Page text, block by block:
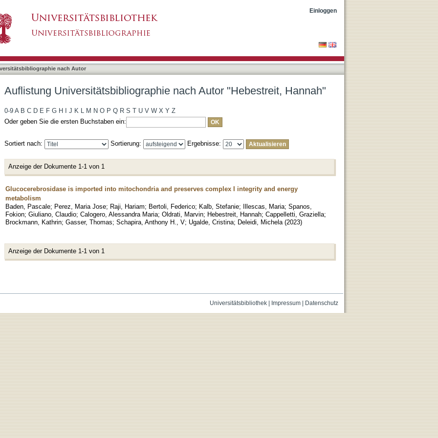
Einloggen
nach Autor
Auflistung Universitätsbibliographie nach Autor "Hebestreit, Hannah"
0-9 A B C D E F G H J K L M N O P Q R S T U V W X Y Z
Oder geben Sie die ersten Buchstaben ein:
Sortiert nach: Sortierung: Ergebnisse:
Anzeige der Dokumente 1-1 von 1
Glucocerebrosidase is imported into mitochondria and preserves complex I integrity and energy
metabolism
Baden, Pascale; Perez, Maria Jose; Raji, Hariam; Bertoli, Federico; Kalb, Stefanie; Illescas, Maria; Spanos,
Fokion; Giuliano, Claudio; Calogero, Alessandra Maria; Oldrati, Marvin; Hebestreit, Hannah; Cappelletti, Graziella;
Brockmann, Kathrin; Gasser, Thomas; Schapira, Anthony H., V; Ugalde, Cristina; Deleidi, Michela (2023)
Anzeige der Dokumente 1-1 von 1
Universitätsbibliothek| Impressum| Datenschutz